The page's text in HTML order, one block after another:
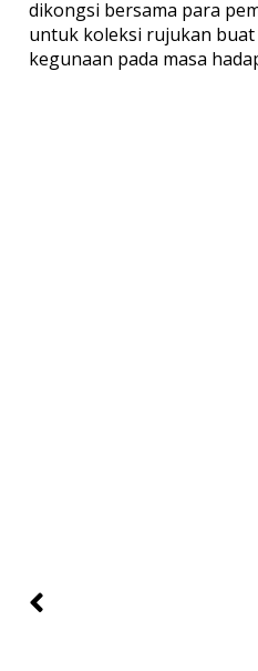
dikongsi bersama para
untuk koleksi rujukan
kegunaan pada masa